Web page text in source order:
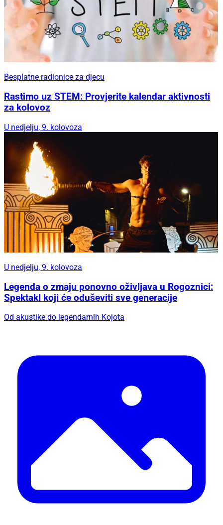
Besplatne radionice za djecu
Rastimo uz STEM: Provjerite kalendar aktivnosti
za kolovoz
U nedjelju, 9. kolovoza
U nedjelju, 9. kolovoza
Legenda o zmaju ponovno oživljava u Rogoznici:
Spektakl koji će oduševiti sve generacije
Od akustike do legendarnih Kojota